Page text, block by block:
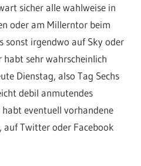
sicher alle wahlweise in
oder am Millerntor beim
sonst irgendwo auf Sky oder
sehr wahrscheinlich
Dienstag, also Tag Sechs
debil anmutendes
habt eventuell vorhandene
auf Twitter oder Facebook